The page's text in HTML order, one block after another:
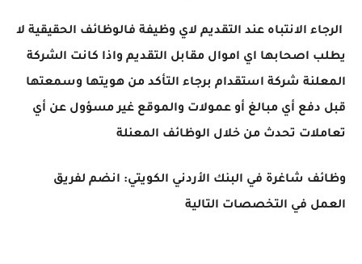
الرجاء الانتباه عند التقديم لاي وظيفة فالوظائف الحقيقية لا
يطلب اصحابها اي اموال مقابل التقديم واذا كانت الشركة
المعلنة شركة استقدام برجاء التأكد من هويتها وسمعتها
قبل دفع أي مبالغ أو عمولات والموقع غير مسؤول عن أي
تعاملات تحدث من خلال الوظائف المعنلة
وظائف شاغرة في البنك الأردني الكويتي: انضم لفريق
العمل في التخصصات التالية